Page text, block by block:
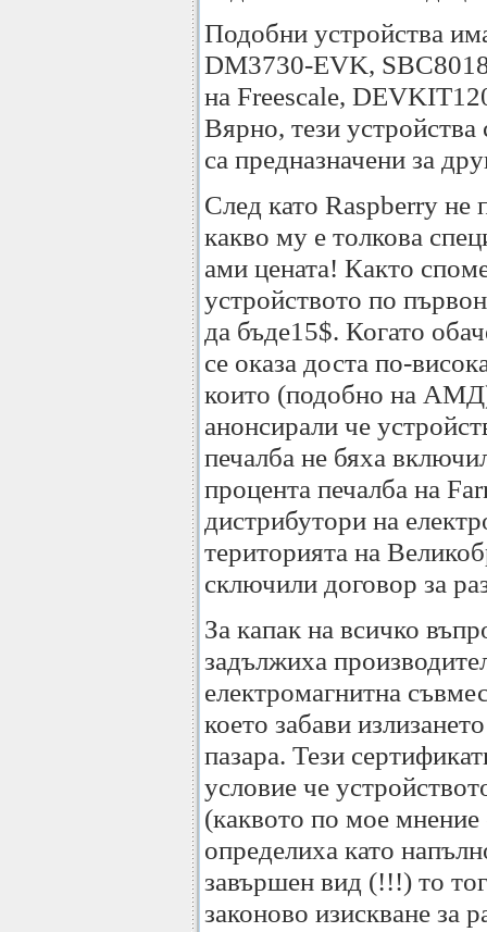
Подобни устройства
DM3730-EVK,
на Freescale,
Вярно, тези
са предназначени за
След като Raspberry не
какво му е толкова
ами цената! Както
устройството по
да бъде15$. Когато
се оказа доста по-
които (подобно на
анонсирали че
печалба не бяха
процента печалба на
дистрибутори на
територията на
сключили договор за
За капак на всичко
задължиха
електромагнитна
което забави
пазара. Тези
условие че
(каквото по мое
определиха като
завършен вид (!!!) то
законово изискване за